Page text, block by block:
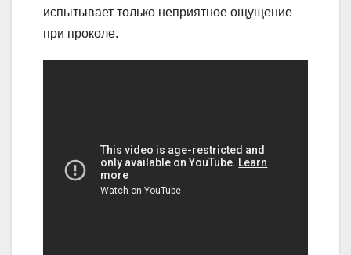
испытывает только неприятное ощущение
при проколе.